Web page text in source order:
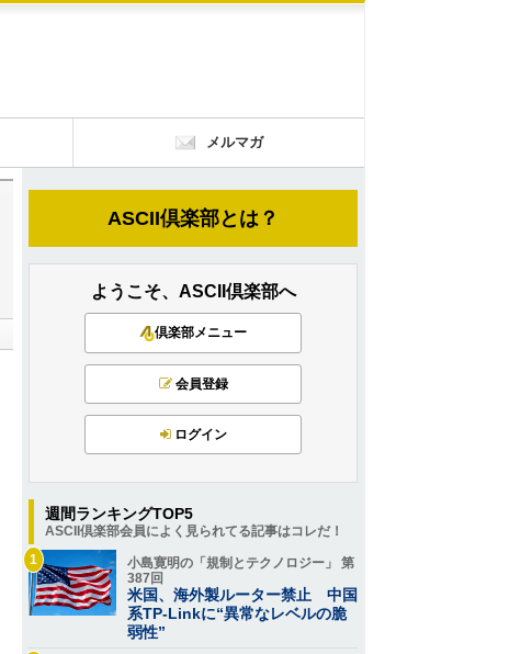
メルマガ
ASCII倶楽部とは？
ようこそ、ASCII倶楽部へ
倶楽部メニュー
会員登録
ログイン
週間ランキングTOP5
ASCII倶楽部会員によく見られてる記事はコレだ！
1
小島寛明の「規制とテクノロジー」 第
387回
米国、海外製ルーター禁止 中国
系TP-Linkに“異常なレベルの脆
弱性”